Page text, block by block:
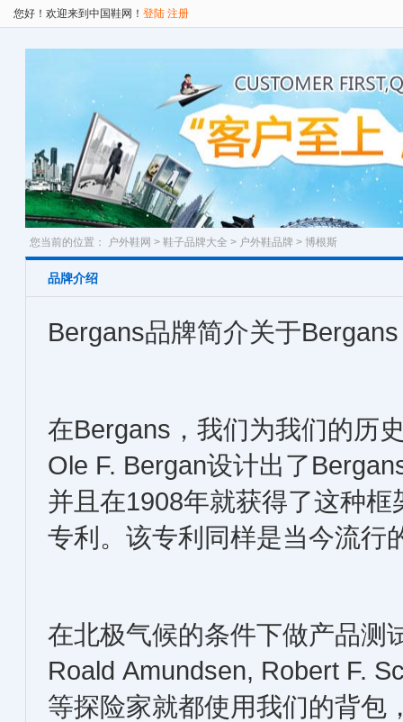
您好！欢迎来到中国鞋网！ 登陆 注册
您当前的位置： 户外鞋网 > 鞋子品牌大全 > 户外鞋品牌 > 博根斯
品牌介绍
Bergans品牌简介关于Bergans
在Bergans，我们为我们的历
Ole F. Bergan设计出了
并且在1908年就获得了这种框
专利。该专利同样是当今流行
在北极气候的条件下做产品测
Roald Amundsen, Robert F.
等探险家就都使用我们的背包